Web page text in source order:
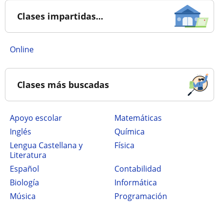
Clases impartidas...
online
Clases más buscadas
Apoyo escolar
Matemáticas
Inglés
Química
Lengua Castellana y
Literatura
Física
Español
Contabilidad
Biología
Informática
Música
Programación